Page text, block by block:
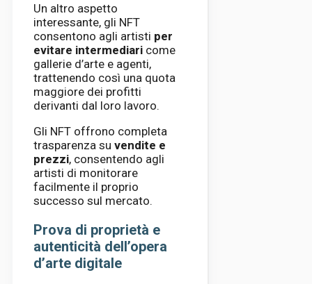
Un altro aspetto
interessante, gli NFT
consentono agli artisti per
evitare intermediari come
gallerie d’arte e agenti,
trattenendo così una quota
maggiore dei profitti
derivanti dal loro lavoro.
Gli NFT offrono completa
trasparenza su vendite e
prezzi, consentendo agli
artisti di monitorare
facilmente il proprio
successo sul mercato.
Prova di proprietà e
autenticità dell’opera
d’arte digitale